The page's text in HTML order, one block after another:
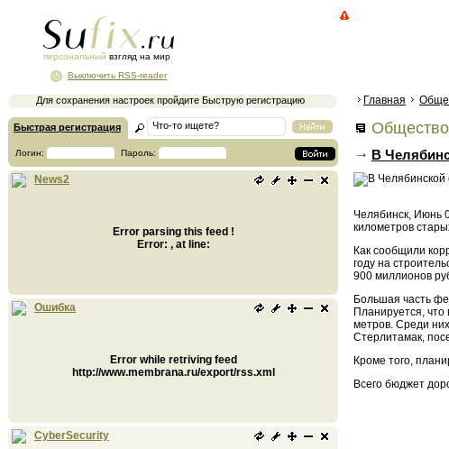
персональный взгляд на мир
Для сохранения настроек пройдите Быструю регистрацию
Выключить RSS-reader
Быстрая регистрация
Логин: Пароль:
News2
Error parsing this feed !
Error: , at line:
Ошибка
Error while retriving feed
http://www.membrana.ru/export/rss.xml
CyberSecurity
Главная
В
Челябинск, Июнь
километров
Как сообщили
году на
900 миллионов
Большая часть
Планируется,
метров. Среди
Стерлитамак,
Кроме того,
Всего бюджет